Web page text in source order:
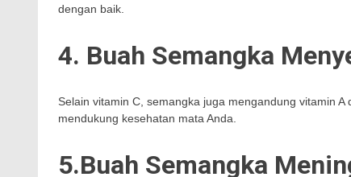
dengan baik.
4. Buah Semangka
Selain vitamin C, semangka juga mengandung vitamin
mendukung kesehatan mata Anda.
5.Buah Semangka